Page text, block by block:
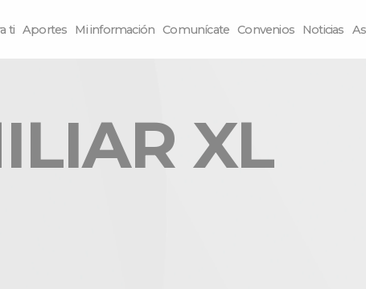
ti Aportes Mi información Comunícate Convenios Noticias
XL